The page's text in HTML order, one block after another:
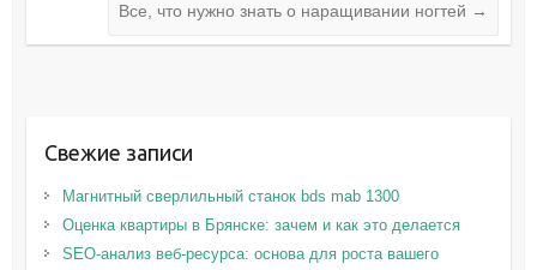
Все, что нужно знать о наращивании ногтей →
Свежие записи
Магнитный сверлильный станок bds mab 1300
Оценка квартиры в Брянске: зачем и как это делается
SEO-анализ веб-ресурса: основа для роста вашего